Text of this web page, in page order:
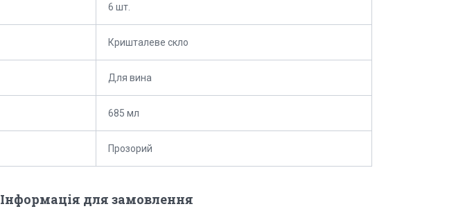
6 шт.
Кришталеве скло
Для вина
685 мл
Прозорий
Інформація для замовлення